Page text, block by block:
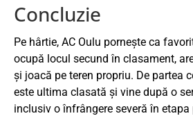
Concluzie
Pe hârtie, AC Oulu pornește ca
ocupă locul secund în clasament,
și joacă pe teren propriu. De partea
este ultima clasată și vine după o
inclusiv o înfrângere severă în etapa